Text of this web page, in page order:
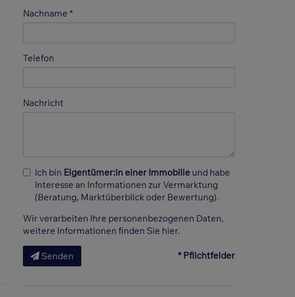
Nachname
Telefon
Nachricht
Ich bin Eigentümer:in einer Immobilie und habe
Interesse an Informationen zur Vermarktung
(Beratung, Marktüberblick oder Bewertung).
Wir verarbeiten Ihre personenbezogenen Daten,
weitere Informationen finden Sie hier.
Senden * Pflichtfelder